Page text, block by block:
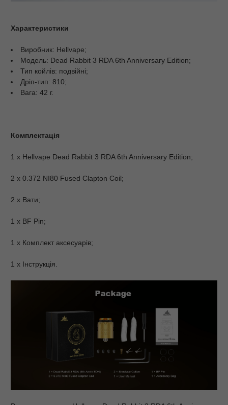
Характеристики
Виробник: Hellvape;
Модель: Dead Rabbit 3 RDA 6th Anniversary Edition;
Тип койлів: подвійні;
Дріп-тип: 810;
Вага: 42 г.
Комплектація
1 х Hellvape Dead Rabbit 3 RDA 6th Anniversary Edition;
2 х 0.372 NI80 Fused Clapton Coil;
2 х Вати;
1 х BF Pin;
1 х Комплект аксесуарів;
1 х Інструкція.